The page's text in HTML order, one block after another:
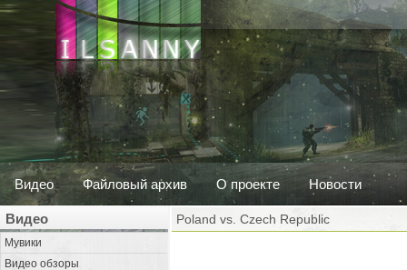
Видео Файловый архив О проекте Новости
Видео
Мувики
Видео обзоры
Poland vs. Czech Republic